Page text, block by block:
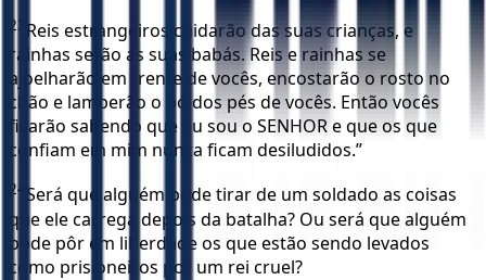
23 Reis estrangeiros cuidarão das suas crianças, e
rainhas serão as suas babás. Reis e rainhas se
ajoelharão em frente de vocês, encostarão o rosto no
chão e lamberão o pó dos pés de vocês. Então vocês
ficarão sabendo que eu sou o SENHOR e que os que
confiam em mim nunca ficam desiludidos.”
24 Será que alguém pode tirar de um soldado as coisas
que ele carrega depois da batalha? Ou será que alguém
pode pôr em liberdade os que estão sendo levados
como prisioneiros por um rei cruel?